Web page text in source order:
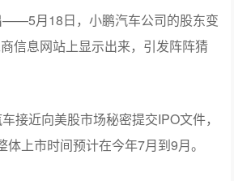
——5月18日，小鹏汽车公司的股东变
信息网站上显示出来，引发阵阵猜
接近向美股市场秘密提交IPO文件，
上市时间预计在今年7月到9月。